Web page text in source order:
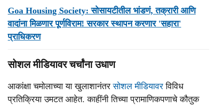
Goa Housing Society: सोसायटीतील भांडणं, तक्रारी आणि
वादांना मिळणार पूर्णविराम! सरकार स्थापन करणार 'सहारा'
प्राधिकरण
सोशल मीडियावर चर्चांना उधाण
आकांक्षा चमोलाच्या या खुलाशानंतरसोशल मीडियावर विविध
प्रतिक्रिया उमटत आहेत. काहींनी तिच्या प्रामाणिकपणाचे कौतुक